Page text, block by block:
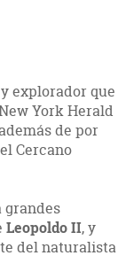
explorador que
York Herald
de por
Cercano
Leopoldo II, y
del naturalista